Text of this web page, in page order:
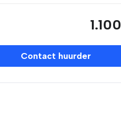
1.100
Contact huurder